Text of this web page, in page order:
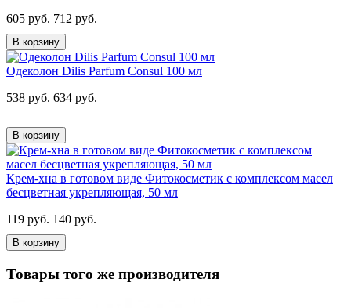
605 руб. 712 руб.
В корзину
Одеколон Dilis Parfum Consul 100 мл
538 руб. 634 руб.
В корзину
Крем-хна в готовом виде Фитокосметик с комплексом масел
бесцветная укрепляющая, 50 мл
119 руб. 140 руб.
В корзину
Товары того же производителя